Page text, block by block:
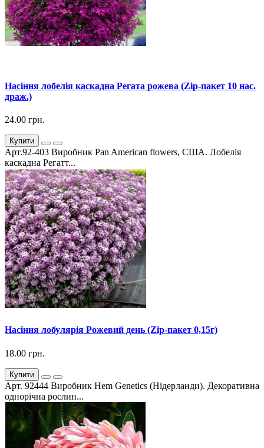
Насіння лобелія каскадна Регата рожева (Zip-пакет 10 нас.
драж.)
24.00 грн.
Купити
Арт.92-403 Виробник Pan American flowers, США. Лобелія
каскадна Регатт...
Насіння лобулярія Рожевий день (Zip-пакет 0,15г)
18.00 грн.
Купити
Арт. 92444 Виробник Hem Genetics (Нідерланди). Декоративна
однорічна рослин...